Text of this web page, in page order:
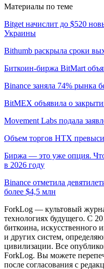
Материалы по теме
Bitget начислит до $520
Украины
Bithumb раскрыла сроки
Биткоин-биржа BitMart
Binance заняла 74% рынка
BitMEX объявила о
Movement Labs подала
Объем торгов HTX
Биржа — это уже опция.
в 2026 году
Binance отметила
более $4,5 млн
ForkLog — культовый
технологиях будущего. С
биткоина, искусственного
и других систем,
цивилизации. Все
ForkLog. Вы можете
после согласования с